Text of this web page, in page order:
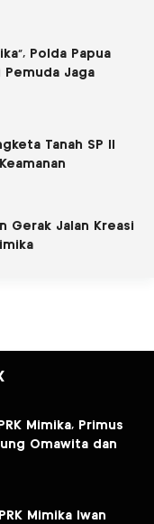
Polda Papua
Pemuda Jaga
Tanah SP II
Gerak Jalan Kreasi
Mimika, Primus
Omawita dan
Mimika Iwan